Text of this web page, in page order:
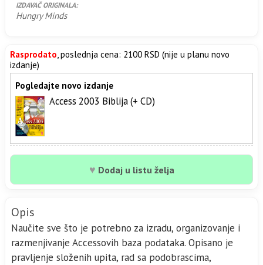
IZDAVAČ ORIGINALA:
Hungry Minds
Rasprodato, poslednja cena: 2100 RSD (nije u planu novo
izdanje)
Pogledajte novo izdanje
Access 2003 Biblija (+ CD)
♥ Dodaj u listu želja
Opis
Naučite sve što je potrebno za izradu, organizovanje i
razmenjivanje Accessovih baza podataka. Opisano je
pravljenje složenih upita, rad sa podobrascima,